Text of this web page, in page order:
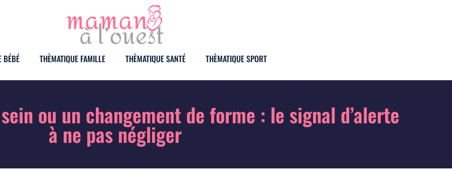
BÉBÉ THÈMATIQUE FAMILLE THÈMATIQUE SANTÉ THÈMATIQUE SPORT
ou un changement de forme : le signal d’alerte
à ne pas négliger